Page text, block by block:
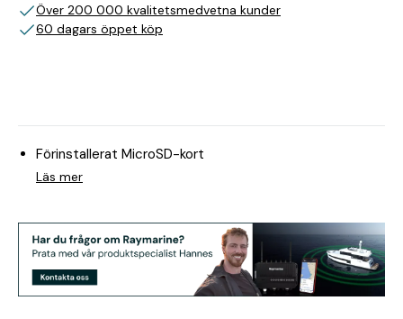
Över 200 000 kvalitetsmedvetna kunder
60 dagars öppet köp
Förinstallerat MicroSD-kort
Läs mer